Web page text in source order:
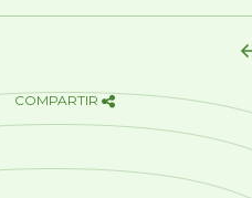
COMPARTIR